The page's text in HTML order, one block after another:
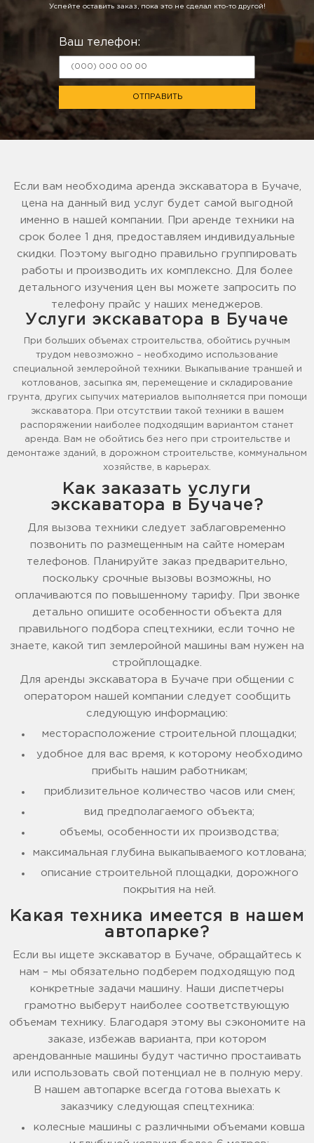
Успейте оставить заказ, пока это не сделал кто-то другой!
Ваш телефон:
ОТПРАВИТЬ
Если вам необходима аренда экскаватора в Бучаче,
цена на данный вид услуг будет самой выгодной
именно в нашей компании. При аренде техники на
срок более 1 дня, предоставляем индивидуальные
скидки. Поэтому выгодно правильно группировать
работы и производить их комплексно. Для более
детального изучения цен вы можете запросить по
телефону прайс у наших менеджеров.
Услуги экскаватора в Бучаче
При больших объемах строительства, обойтись ручным
трудом невозможно – необходимо использование
специальной землеройной техники. Выкапывание траншей и
котлованов, засыпка ям, перемещение и складирование
грунта, других сыпучих материалов выполняется при помощи
экскаватора. При отсутствии такой техники в вашем
распоряжении наиболее подходящим вариантом станет
аренда. Вам не обойтись без него при строительстве и
демонтаже зданий, в дорожном строительстве, коммунальном
хозяйстве, в карьерах.
Как заказать услуги
экскаватора в Бучаче?
Для вызова техники следует заблаговременно
позвонить по размещенным на сайте номерам
телефонов. Планируйте заказ предварительно,
поскольку срочные вызовы возможны, но
оплачиваются по повышенному тарифу. При звонке
детально опишите особенности объекта для
правильного подбора спецтехники, если точно не
знаете, какой тип землеройной машины вам нужен на
стройплощадке.
Для аренды экскаватора в Бучаче при общении с
оператором нашей компании следует сообщить
следующую информацию:
месторасположение строительной площадки;
удобное для вас время, к которому необходимо
прибыть нашим работникам;
приблизительное количество часов или смен;
вид предполагаемого объекта;
объемы, особенности их производства;
максимальная глубина выкапываемого котлована;
описание строительной площадки, дорожного
покрытия на ней.
Какая техника имеется в нашем
автопарке?
Если вы ищете экскаватор в Бучаче, обращайтесь к
нам – мы обязательно подберем подходящую под
конкретные задачи машину. Наши диспетчеры
грамотно выберут наиболее соответствующую
объемам технику. Благодаря этому вы сэкономите на
заказе, избежав варианта, при котором
арендованные машины будут частично простаивать
или использовать свой потенциал не в полную меру.
В нашем автопарке всегда готова выехать к
заказчику следующая спецтехника:
колесные машины с различными объемами ковша